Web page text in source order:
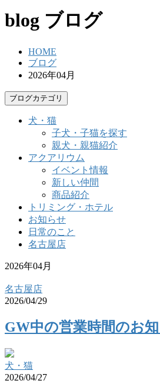
blog ブログ
HOME
ブログ
2026年04月
ブログカテゴリ
犬・猫
子犬・子猫を探す
親犬・親猫紹介
アクアリウム
イベント情報
新しい仲間
商品紹介
トリミング・ホテル
お知らせ
日常のこと
名古屋店
2026年04月
名古屋店
2026/04/29
GW中の営業時間のお
犬・猫
2026/04/27